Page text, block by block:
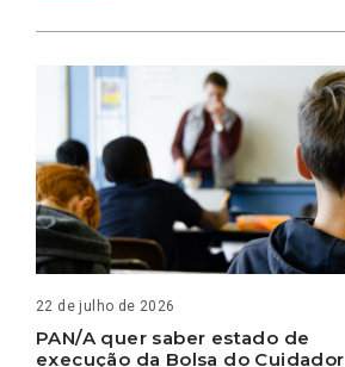
22 de julho de 2026
PAN/A quer saber estado de
execução da Bolsa do Cuidador